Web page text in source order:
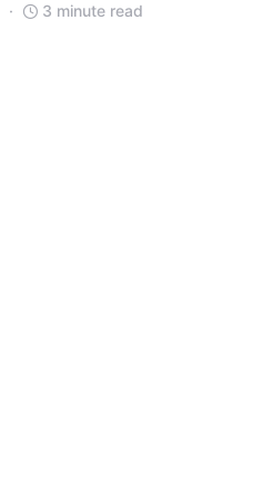
3 minute read